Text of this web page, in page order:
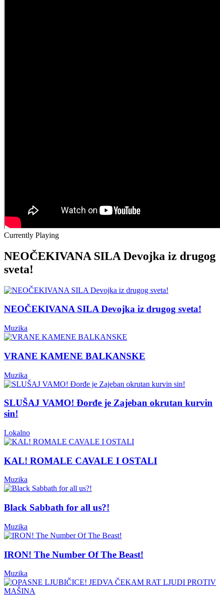
Currently Playing
NEOČEKIVANA SILA Devojka iz drugog
sveta!
NEOČEKIVANA SILA Devojka iz drugog sveta!
Muzika
VRANE KAMENE BALKANSKE
Muzika
SLUŠAJ VAMO! Đorđe je Zajeban okrutan kurvin
sin!
Lokalno
KAL! ROMALE CAVALE I OSTALI
Muzika
Black Sabbath for all us?!
Muzika
IRON! The Number Of The Beast!
Muzika